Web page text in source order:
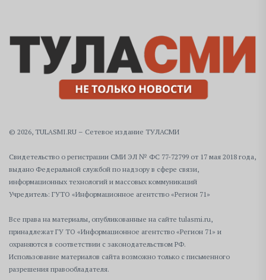
© 2026, TULASMI.RU – Сетевое издание ТУЛАСМИ
Свидетельство о регистрации СМИ ЭЛ № ФС 77-72799 от 17 мая 2018 года,
выдано Федеральной службой по надзору в сфере связи,
информационных технологий и массовых коммуникаций
Учредитель: ГУТО «Информационное агентство «Регион 71»
Все права на материалы, опубликованные на сайте tulasmi.ru,
принадлежат ГУ ТО «Информационное агентство «Регион 71» и
охраняются в соответствии с законодательством РФ.
Использование материалов сайта возможно только с письменного
разрешения правообладателя.